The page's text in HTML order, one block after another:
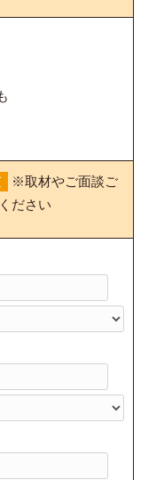
※取材やご面談ご
ださい